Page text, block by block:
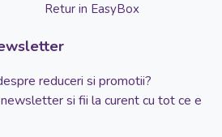
Retur in EasyBox
reduceri si promotii?
si fii la curent cu tot ce e